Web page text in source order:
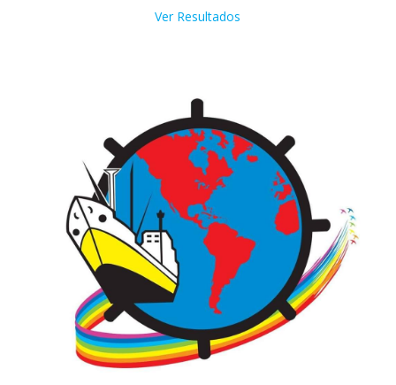
Ver Resultados